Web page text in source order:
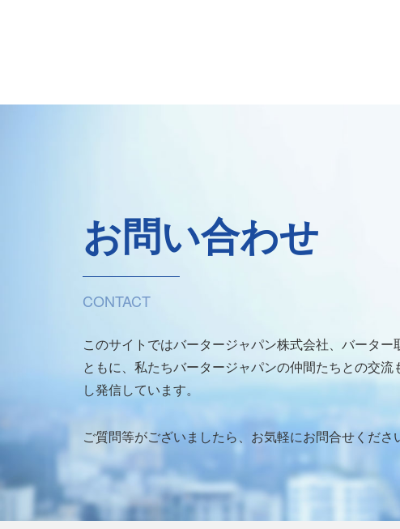
お問い合わせ
CONTACT
このサイトではバータージャパン株式会社、バーター
ともに、私たちバータージャパンの仲間たちとの交流
し発信しています。
ご質問等がございましたら、お気軽にお問合せくださ